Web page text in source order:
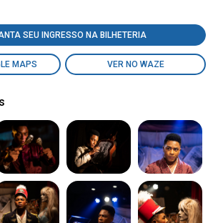
SEU INGRESSO NA BILHETERIA
MAPS VER NO WAZE